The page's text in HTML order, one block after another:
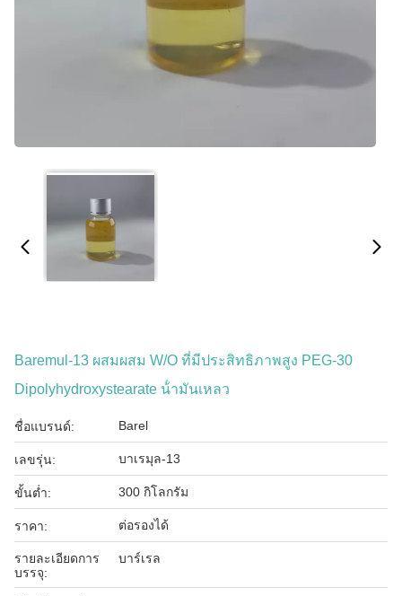
Baremul-13 ผสมผสม W/O ที่มีประสิทธิภาพสูง PEG-30
Dipolyhydroxystearate น้ํามันเหลว
ชื่อแบรนด์: Barel
เลขรุ่น: บาเรมุล-13
ขั้นต่ำ: 300 กิโลกรัม
ราคา: ต่อรองได้
รายละเอียดการ
บรรจุ:
บาร์เรล